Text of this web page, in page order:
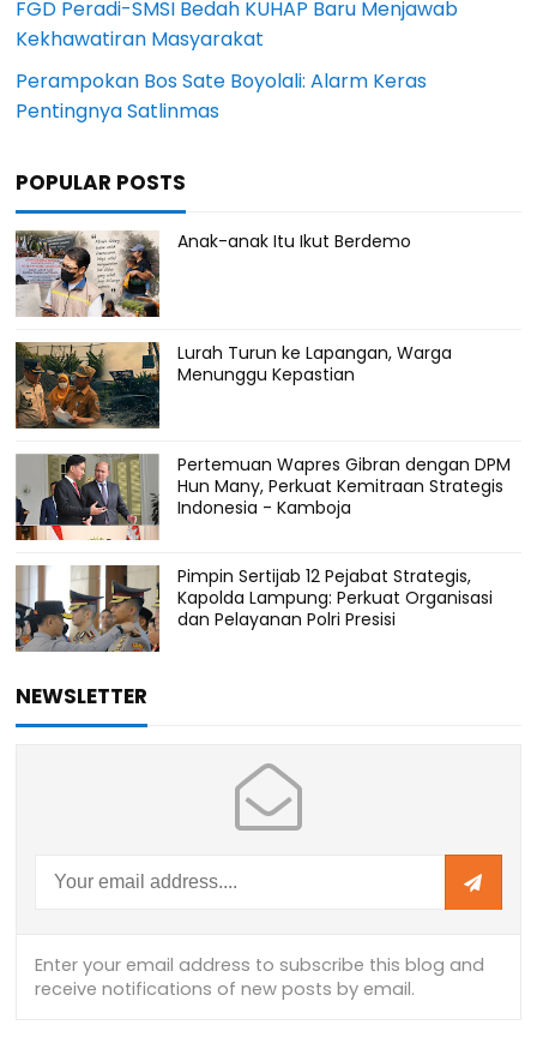
FGD Peradi-SMSI Bedah KUHAP Baru Menjawab
Kekhawatiran Masyarakat
Perampokan Bos Sate Boyolali: Alarm Keras
Pentingnya Satlinmas
POPULAR POSTS
Anak-anak Itu Ikut Berdemo
Lurah Turun ke Lapangan, Warga
Menunggu Kepastian
Pertemuan Wapres Gibran dengan DPM
Hun Many, Perkuat Kemitraan Strategis
Indonesia - Kamboja
Pimpin Sertijab 12 Pejabat Strategis,
Kapolda Lampung: Perkuat Organisasi
dan Pelayanan Polri Presisi
NEWSLETTER